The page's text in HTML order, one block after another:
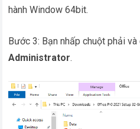
hành Window 64bit.
Bước 3: Bạn nhấp chuột phải và
Administrator.